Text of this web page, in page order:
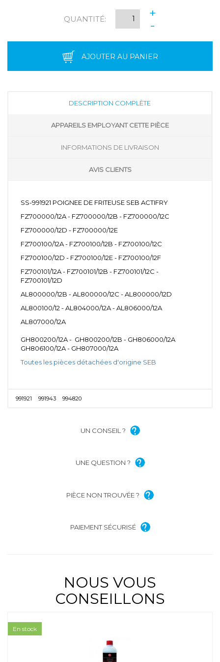
QUANTITÉ:
+
-
AJOUTER AU PANIER
DESCRIPTION COMPLÈTE
APPAREILS EMPLOYANT CETTE PIÈCE
INFORMATIONS DE LIVRAISON
AVIS CLIENTS
SS-991921 POIGNEE DE FRITEUSE SEB ACTIFRY
FZ700000/12A - FZ700000/12B - FZ700000/12C
FZ700000/12D - FZ700000/12E
FZ700100/12A - FZ700100/12B - FZ700100/12C
FZ700100/12D - FZ700100/12E - FZ700100/12F
FZ700101/12A - FZ700101/12B - FZ700101/12C -
FZ700101/12D
AL800000/12B - AL800000/12C - AL800000/12D
AL800100/12 - AL804000/12A - AL806000/12A
AL807000/12A
GH800200/12A - GH800200/12B - GH806000/12A
GH806100/12A - GH807000/12A
Toutes les pièces détachées d'origine SEB
991921 991943 994820
UN CONSEIL ?
UNE QUESTION ?
PIÈCE NON TROUVÉE ?
PAIEMENT SÉCURISÉ
NOUS VOUS
CONSEILLONS
En stock